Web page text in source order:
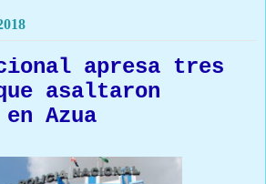
apresa tres
asaltaron
Azua